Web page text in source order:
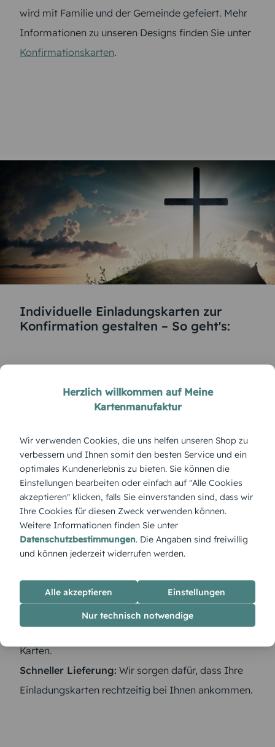
wird mit Familie und der Gemeinde gefeiert. Mehr
Informationen zu unseren Designs finden Sie unter
Konfirmationskarten.
Individuelle Einladungskarten zur
Konfirmation gestalten – So geht's:
Damit niemand diesen wichtigen Tag vergisst, ist
es sinnvoll,
Einladungskarten zur Konfirmation
online zu erstellen. Bei Meine-Kartenmanufaktur.de
profitieren Sie von:
Vielfältigen Designvorlagen:Wählen Sie aus
modernen, klassischen und religiösen Motiven.
Persönlicher Gestaltung: Laden Sie Fotos hoch,
fügen Sie eigene Texte hinzu und wählen Sie Ihre
Hochwertigen Papieren:
Von edlem Feinstpapier
bis zu umweltfreundlichen Recycling-Optionen –
wir bieten die passende Papierqualität für Ihre
Karten.
Schneller Lieferung: Wir sorgen dafür, dass Ihre
Einladungskarten rechtzeitig bei Ihnen ankommen.
Herzlich willkommen auf Meine
Kartenmanufaktur
Wir verwenden Cookies, die uns helfen unseren Shop zu
verbessern und Ihnen somit den besten Service und ein
optimales Kundenerlebnis zu bieten. Sie können die
Einstellungen bearbeiten oder einfach auf "Alle Cookies
akzeptieren" klicken, falls Sie einverstanden sind, dass wir
Ihre Cookies für diesen Zweck verwenden können.
Weitere Informationen finden Sie unter
Datenschutzbestimmungen. Die Angaben sind freiwillig
und können jederzeit widerrufen werden.
Alle akzeptieren Einstellungen
Nur technisch notwendige